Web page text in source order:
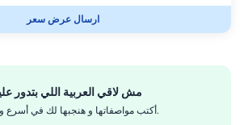
ارسال عرض سعر
مش لاقي العربية اللي بتدور
أكتب مواصفاتها و هنجبها لك في أسرع وقت.